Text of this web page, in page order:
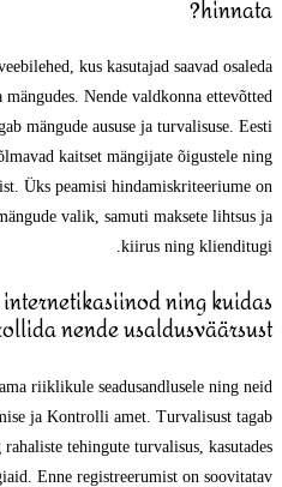
hinnata?
kus kasutajad saavad osaleda
mängudes. Nende valdkonna ettevõtted
mängude aususe ja turvalisuse. Eesti
kaitset mängijate õigustele ning
Üks peamisi hindamiskriteeriume on
valik, samuti maksete lihtsus ja
kiirus ning klienditugi.
ning kuidas
nende usaldusväärsust?
riiklikule seadusandlusele ning neid
ja Kontrolli amet. Turvalisust tagab
tehingute turvalisus, kasutades
Enne registreerumist on soovitatav